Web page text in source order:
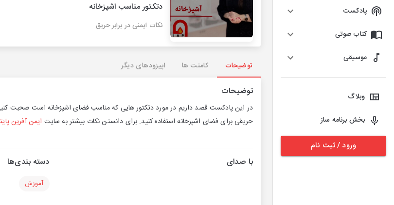
پادکست
کتاب صوتی
موسیقی
وبلاگ
بخش برنامه ساز
ورود / ثبت نام
دتکتور مناسب اشپزخانه
نکات ایمنی در برابر حریق
توضیحات کامنت ها اپیزودهای دیگر
توضیحات
در این پادکست قصد داریم در مورد دتکتور هایی که مناسب فضای اشپزخانه است صحبت
حریقی برای فضای اشپزخانه استفاده کنید. برای دانستن نکات بیشتر به سایت ایمن آفرین
با صدای دسته بندی‌ها
آموزش